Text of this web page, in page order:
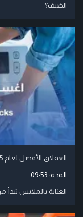
الضيف؟
العملاق الأفضل لعام 2025 .. كيف نغسل ملابسنا بذكاء؟
المدة: 09:53
العناية بالملابس